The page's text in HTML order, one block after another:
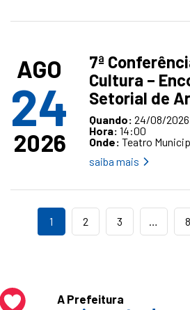
AGO
24
2026
7ª
Cultura –
Setorial de
Quando: 24/08/2026
Hora: 14:00
Onde: Teatro
saiba mais
1 2 3 … 8
A Prefeitura